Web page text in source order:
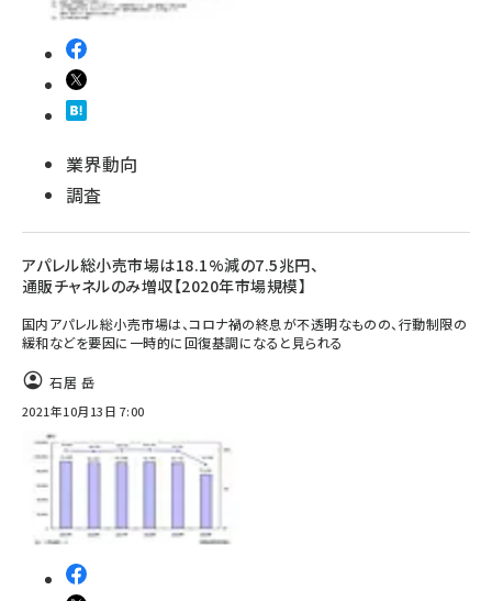
業界動向
調査
アパレル総小売市場は18.1%減の7.5兆円、
通販チャネルのみ増収【2020年市場規模】
国内アパレル総小売市場は、コロナ禍の終息が不透明なものの、行動制限の
緩和などを要因に一時的に回復基調になると見られる
石居 岳
2021年10月13日 7:00